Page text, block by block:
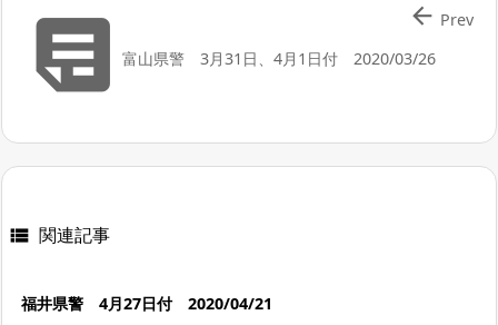
富山県警 3月31日、4月1日付 2020/03/26
 Prev
 関連記事
福井県警 4月27日付 2020/04/21